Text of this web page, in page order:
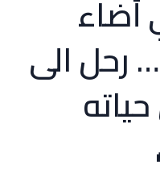
أضاء
رحل الى